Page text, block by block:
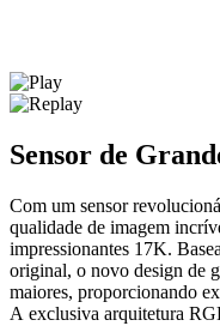
Sensor de
Com um sensor
qualidade de imagem
impressionantes 17K.
original, o novo design de
maiores, proporcionando
A exclusiva arquitetura